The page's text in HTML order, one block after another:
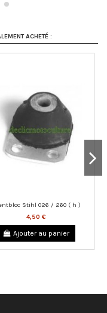
ACHETÉ :
Stihl 026 / 260 ( h )
4,50 €
Ajouter au panier